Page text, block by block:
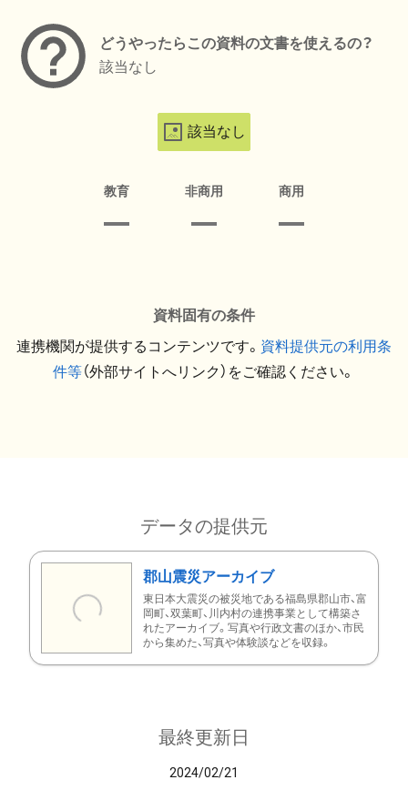
どうやったらこの資料の文書を使えるの？
該当なし
該当なし
教育 非商用 商用
資料固有の条件
連携機関が提供するコンテンツです。 資料提供元の利用条
件等（外部サイトへリンク）をご確認ください。
データの提供元
郡山震災アーカイブ
東日本大震災の被災地である福島県郡山市、富
岡町、双葉町、川内村の連携事業として構築さ
れたアーカイブ。写真や行政文書のほか、市民
から集めた、写真や体験談などを収録。
最終更新日
2024/02/21